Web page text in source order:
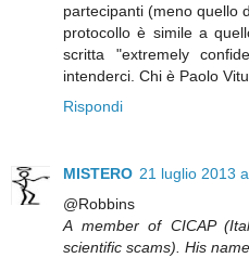
partecipanti (meno quello
protocollo è simile a
scritta "extremely
intenderci. Chi è Paolo
Rispondi
MISTERO 21 luglio 2013
@Robbins
A member of CICAP
scientific scams). His